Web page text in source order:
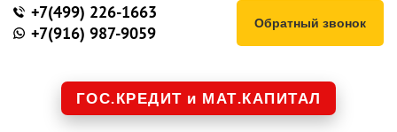
+7(499) 226-1663
+7(916) 987-9059
Обратный звонок
ГОС.КРЕДИТ и МАТ.КАПИТАЛ